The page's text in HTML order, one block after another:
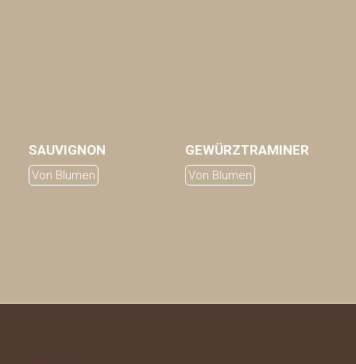
SAUVIGNON
Von Blumen
GEWÜRZTRAMINER
Von Blumen